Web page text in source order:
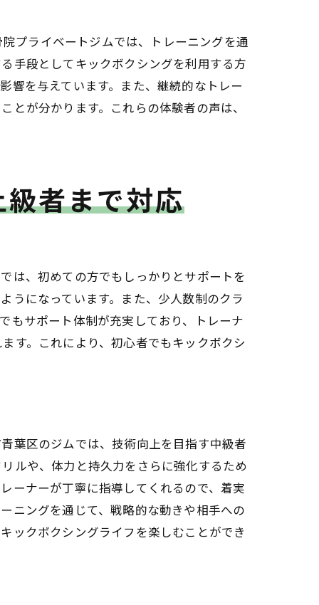
プライベートジムでは、トレーニングを通
手段としてキックボクシングを利用する方
響を与えています。また、継続的なトレー
が分かります。これらの体験者の声は、
者まで対応
は、初めての方でもしっかりとサポートを
うになっています。また、少人数制のクラ
もサポート体制が充実しており、トレーナ
す。これにより、初心者でもキックボクシ
葉区のジムでは、技術向上を目指す中級者
ルや、体力と持久力をさらに強化するため
ーナーが丁寧に指導してくれるので、着実
ニングを通じて、戦略的な動きや相手への
ックボクシングライフを楽しむことができ